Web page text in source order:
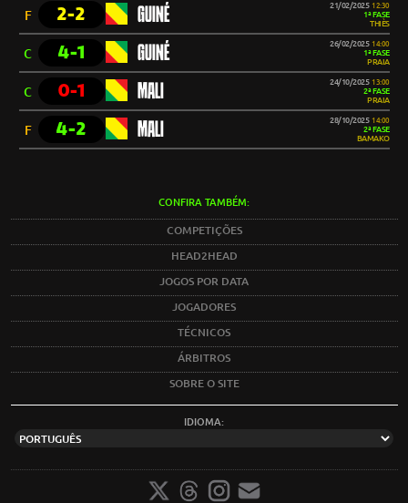
F 2-2 GUINÉ 21/02/2025 12:30
1ª FASE
THIÈS
C 4-1 GUINÉ 26/02/2025 14:00
1ª FASE
PRAIA
C 0-1 MALI 24/10/2025 13:00
2ª FASE
PRAIA
F 4-2 MALI 28/10/2025 14:00
2ª FASE
BAMAKO
CONFIRA TAMBÉM:
COMPETIÇÕES
HEAD2HEAD
JOGOS POR DATA
JOGADORES
TÉCNICOS
ÁRBITROS
SOBRE O SITE
IDIOMA: